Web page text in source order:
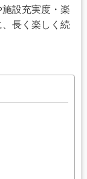
設充実度・楽
長く楽しく続